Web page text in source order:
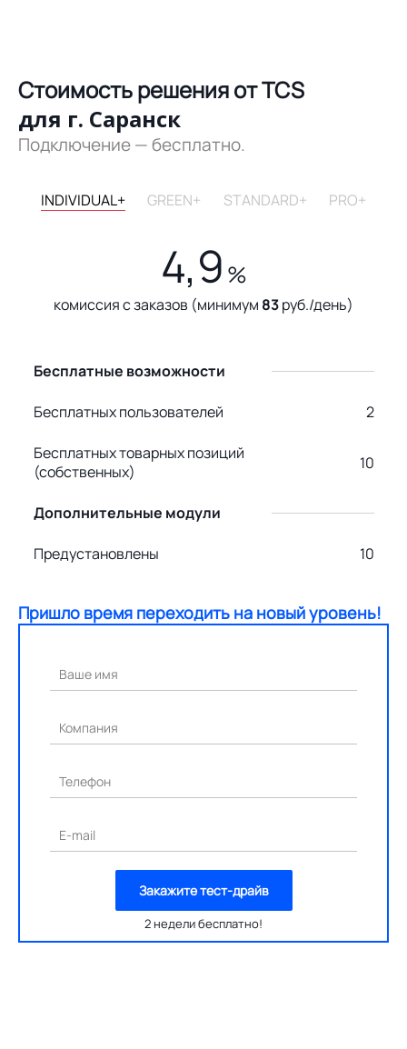
Стоимость решения от TCS
для г. Саранск
Подключение — бесплатно.
INDIVIDUAL+ GREEN+ STANDARD+ PRO+
4,9 %
комиссия с заказов (минимум 83руб./день)
Бесплатные возможности
Бесплатных пользователей 2
Бесплатных товарных позиций
(собственных)
10
Дополнительные модули
Предустановлены 10
Пришло время переходить на новый уровень!
Ваше имя
Компания
Телефон
E-mail
Закажите тест-драйв
2 недели бесплатно!